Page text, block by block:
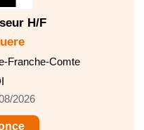
H/F
Franche-Comte
2026